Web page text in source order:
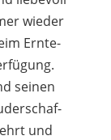
wie­der
Ern­te­
sei­nen
und